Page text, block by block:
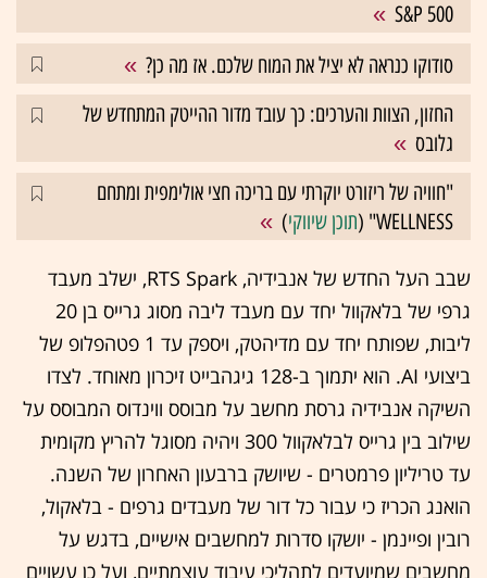
S&P 500
סודוקו כנראה לא יציל את המוח שלכם. אז מה כן?
החזון, הצוות והערכים: כך עובד מדור ההייטק המתחדש של
גלובס
"חוויה של ריזורט יוקרתי עם בריכה חצי אולימפית ומתחם
WELLNESS" (
תוכן שיווקי)
שבב העל החדש של אנבידיה, RTS Spark, ישלב מעבד
גרפי של בלאקוול יחד עם מעבד ליבה מסוג גרייס בן 20
ליבות, שפותח יחד עם מדיהטק, ויספק עד 1 פטהפלופ של
ביצועי AI. הוא יתמוך ב-128 גיגהבייט זיכרון מאוחד. לצדו
השיקה אנבידיה גרסת מחשב על מבוסס ווינדוס המבוסס על
שילוב בין גרייס לבלאקוול 300 ויהיה מסוגל להריץ מקומית
עד טריליון פרמטרים - שיושק ברבעון האחרון של השנה.
הואנג הכריז כי עבור כל דור של מעבדים גרפים - בלאקול,
רובין ופיינמן - יושקו סדרות למחשבים אישיים, בדגש על
מחשבים שמיועדים לתהליכי עיבוד עוצמתיים, ועל כן עשויים